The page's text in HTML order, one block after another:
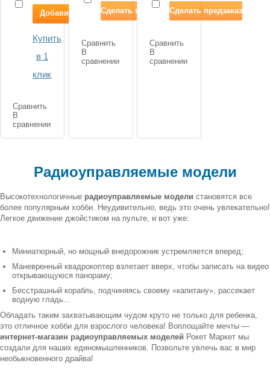
Добавить в корзину
Купить
в 1
клик
Сравнить
В
сравнении
Сделать предзаказ
Сравнить
В
сравнении
(ver.
Russian)
Сделать предзаказ
Сравнить
В
сравнении
Радиоуправляемые модели
Высокотехнологичные радиоуправляемые модели становятся все
более популярным хобби. Неудивительно, ведь это очень увлекательно!
Легкое движение джойстиком на пульте, и вот уже:
Миниатюрный, но мощный внедорожник устремляется вперед;
Маневренный квадрокоптер взлетает вверх, чтобы записать на видео
открывающуюся панораму;
Бесстрашный корабль, подчиняясь своему «капитану», рассекает
водную гладь...
Обладать таким захватывающим чудом круто не только для ребенка,
это отличное хобби для взрослого человека! Воплощайте мечты —
интернет-магазин радиоуправляемых моделей Рокет Маркет мы
создали для наших единомышленников. Позвольте увлечь вас в мир
необыкновенного драйва!